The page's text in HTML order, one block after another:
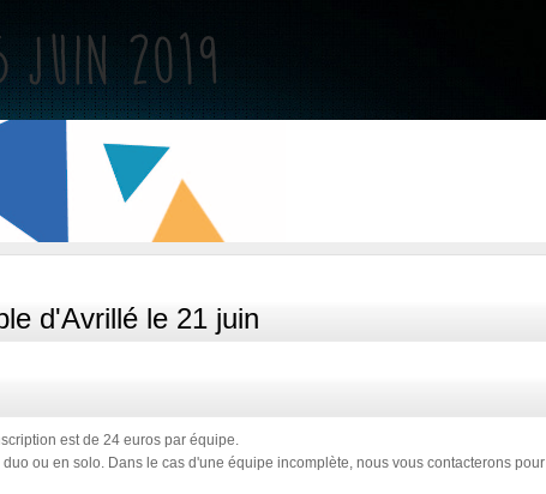
d'Avrillé le 21 juin
est de 24 euros par équipe.
ou en solo. Dans le cas d'une équipe incomplète, nous vous contacterons pour